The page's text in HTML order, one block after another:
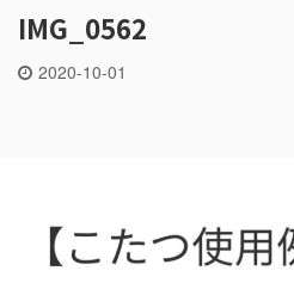
IMG_0562
2020-10-01